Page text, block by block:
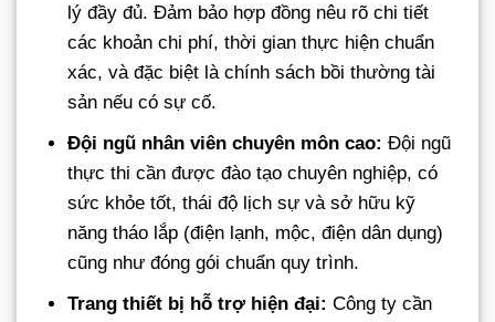
lý đầy đủ. Đảm bảo hợp đồng nêu rõ chi tiết
các khoản chi phí, thời gian thực hiện chuẩn
xác, và đặc biệt là chính sách bồi thường tài
sản nếu có sự cố.
Đội ngũ nhân viên chuyên môn cao: Đội ngũ
thực thi cần được đào tạo chuyên nghiệp, có
sức khỏe tốt, thái độ lịch sự và sở hữu kỹ
năng tháo lắp (điện lạnh, mộc, điện dân dụng)
cũng như đóng gói chuẩn quy trình.
Trang thiết bị hỗ trợ hiện đại: Công ty cần